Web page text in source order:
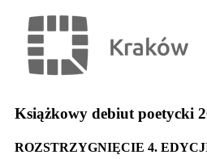
Książkowy debiut poetycki
ROZSTRZYGNIĘCIE 4.